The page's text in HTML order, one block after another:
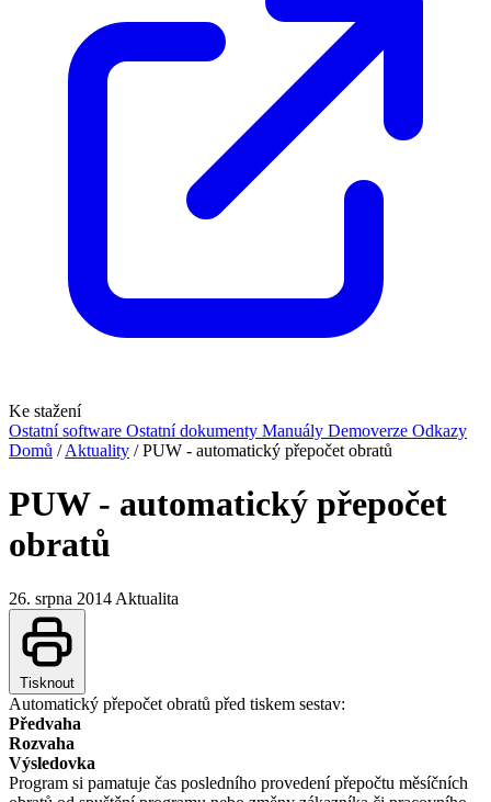
Ke stažení
Ostatní software Ostatní dokumenty Manuály Demoverze Odkazy
Domů / Aktuality / PUW - automatický přepočet obratů
PUW - automatický přepočet
obratů
26. srpna 2014 Aktualita
Tisknout
Automatický přepočet obratů před tiskem sestav:
Předvaha
Rozvaha
Výsledovka
Program si pamatuje čas posledního provedení přepočtu měsíčních